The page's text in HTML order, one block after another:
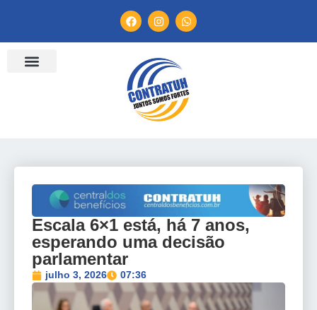
Escala 6×1 está, há 7 anos,
esperando uma decisão
parlamentar
julho 3, 2026 07:36